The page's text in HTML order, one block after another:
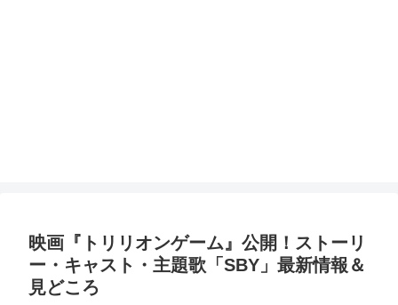
映画『トリリオンゲーム』公開！ストーリ
ー・キャスト・主題歌「SBY」最新情報＆
見どころ